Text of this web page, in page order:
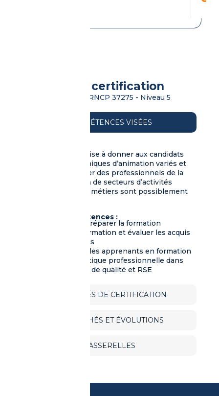
Objectifs et certification
Titre Professionnel RNCP 37275 - Niveau 5
COMPÉTENCES VISÉES
MODALITÉS DE CERTIFICATION
DÉBOUCHÉS ET ÉVOLUTIONS
PASSERELLES
Cette formation vise à donner aux candidats
les outils et techniques d’animation variés et
permet de qualifier des professionnels de la
formation, au sein de secteurs d’activités
divers et dont les métiers sont possiblement
Blocs de compétences :
Concevoir et préparer la formation
Animer une formation et évaluer les acquis
des apprenants
Accompagner les apprenants en formation
Inscrire sa pratique professionnelle dans
une démarche de qualité et RSE